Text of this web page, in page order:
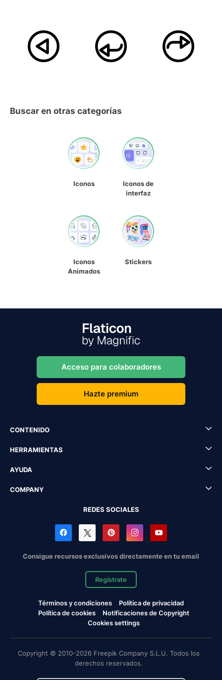
Buscar en otras categorías
Iconos
Iconos de
interfaz
Iconos
Animados
Stickers
Acceso para colaboradores
Hazte premium
CONTENIDO
HERRAMIENTAS
AYUDA
COMPANY
REDES SOCIALES
Consigue recursos exclusivos directamente en tu email
Regístrate
Términos y condiciones
Política de privacidad
Política de cookies
Notificaciones de Copyright
Cookies settings
Copyright © 2010-2026 Freepik Company S.L.U. Todos los
derechos reservados.